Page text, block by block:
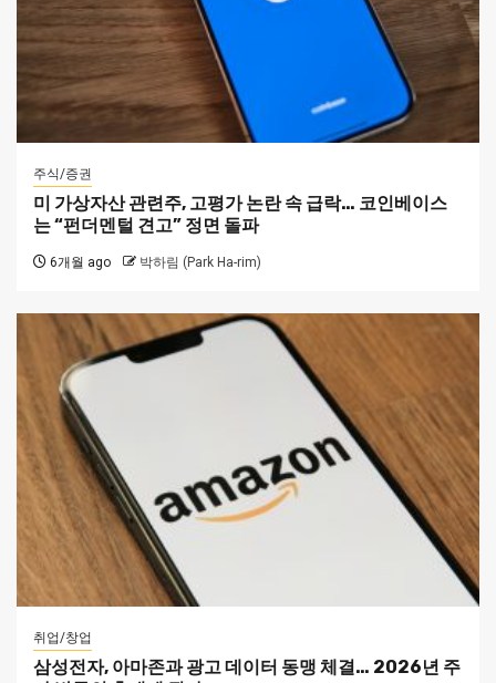
주식/증권
미 가상자산 관련주, 고평가 논란 속 급락… 코인베이스
는 “펀더멘털 견고” 정면 돌파
6개월 ago 박하림 (Park Ha-rim)
취업/창업
삼성전자, 아마존과 광고 데이터 동맹 체결… 2026년 주